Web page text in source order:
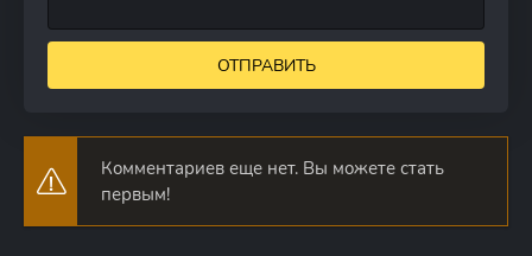
ОТПРАВИТЬ
Комментариев еще нет. Вы можете стать
первым!